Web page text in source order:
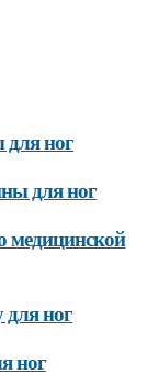
для ног
для ног
медицинской
ног
ног